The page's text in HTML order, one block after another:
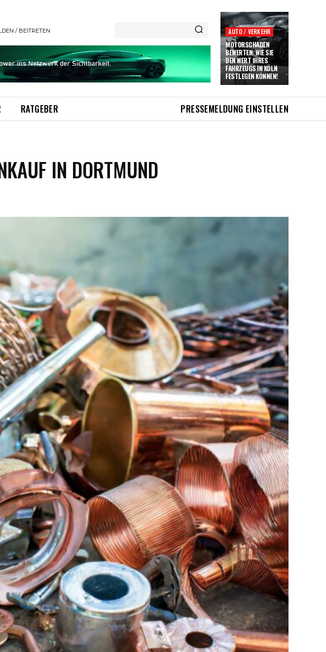
/ BEITRETEN AUTO / VERKEHR
MOTORSCHADEN
BEWERTEN: WIE SIE
DEN WERT IHRES
FAHRZEUGS IN KÖLN
FESTLEGEN KÖNNEN!
RATGEBER PRESSEMELDUNG EINSTELLEN
IN DORTMUND